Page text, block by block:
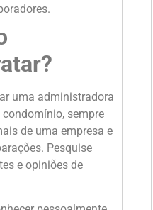
uma administradora
condomínio, sempre
de uma empresa e
Pesquise
e opiniões de